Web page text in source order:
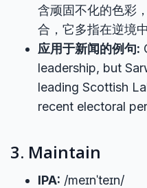
含顽固不化的色彩
合，它多指在逆境
应用于新闻的例句:
leadership, but
leading Scottish
recent electoral
3. Maintain
IPA: /meɪnˈteɪn/